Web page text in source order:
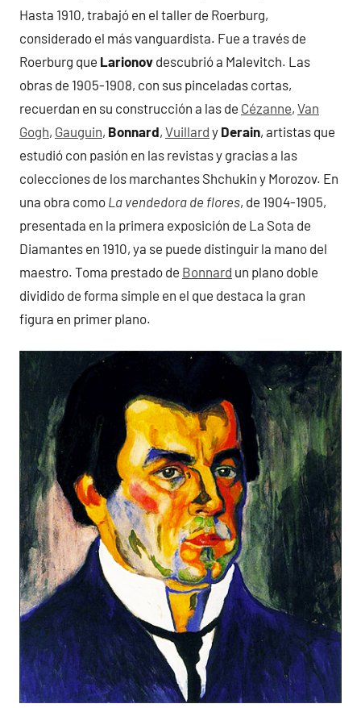
Hasta 1910, trabajó en el taller de Roerburg,
considerado el más vanguardista. Fue a través de
Roerburg que Larionov descubrió a Malevitch. Las
obras de 1905-1908, con sus pinceladas cortas,
recuerdan en su construcción a las de Cézanne, Van
Gogh, Gauguin, Bonnard, Vuillard y Derain, artistas que
estudió con pasión en las revistas y gracias a las
colecciones de los marchantes Shchukin y Morozov. En
una obra como La vendedora de flores, de 1904-1905,
presentada en la primera exposición de La Sota de
Diamantes en 1910, ya se puede distinguir la mano del
maestro. Toma prestado de Bonnard un plano doble
dividido de forma simple en el que destaca la gran
figura en primer plano.